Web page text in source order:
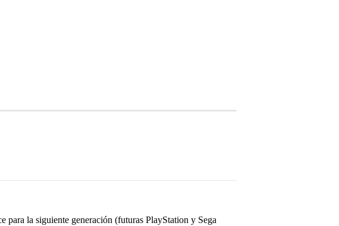
para la siguiente generación (futuras PlayStation y Sega